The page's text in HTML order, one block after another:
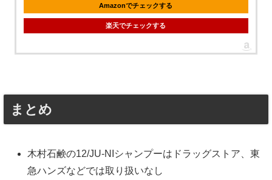
Amazonでチェックする
楽天でチェックする
まとめ
木村石鹸の12/JU-NIシャンプーはドラッグストア、東
急ハンズなどでは取り扱いなし